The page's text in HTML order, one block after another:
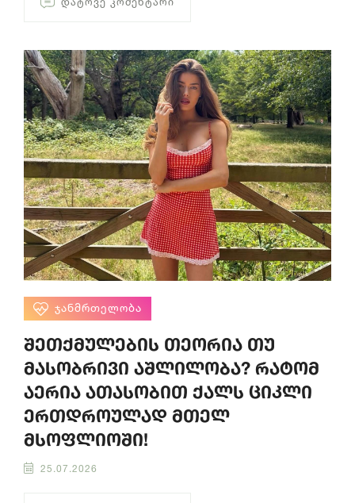
ᲯᲐᲜᲛᲠᲗᲔᲚᲝᲑᲐ
შეთქმულების თეორია თუ
მასობრივი აშლილობა? რატომ
აერია ათასობით ქალს ციკლი
ერთდროულად მთელ
მსოფლიოში!
25.07.2026